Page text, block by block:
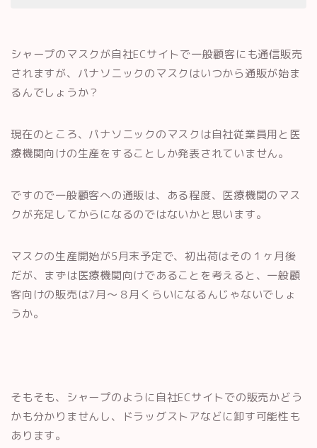
シャープのマスクが自社ECサイトで一般顧客にも通信販売
されますが、パナソニックのマスクはいつから通販が始ま
るんでしょうか？
現在のところ、パナソニックのマスクは自社従業員用と医
療機関向けの生産をすることしか発表されていません。
ですので一般顧客への通販は、ある程度、医療機関のマス
クが充足してからになるのではないかと思います。
マスクの生産開始が5月末予定で、初出荷はその１ヶ月後
だが、まずは医療機関向けであることを考えると、一般顧
客向けの販売は7月〜８月くらいになるんじゃないでしょ
うか。
そもそも、シャープのように自社ECサイトでの販売かどう
かも分かりませんし、ドラッグストアなどに卸す可能性も
あります。